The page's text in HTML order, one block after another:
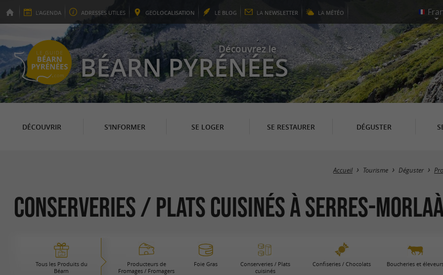
L'AGENDA ADRESSES UTILES GEOLOCALISATION LE BLOG LA NEWSLETTER LA MÉTÉO
Découvrez le
BÉARN PYRÉNÉES
DÉCOUVRIR S'INFORMER SE LOGER SE RESTAURER DÉGUSTER
Accueil Tourisme Déguster
Conserveries / Plats cuisinés à Serres-
Tous les Produits du
Béarn
Producteurs de
Fromages / Fromagers
Foie Gras
Conserveries / Plats
cuisinés
Confiseries / Chocolats Boucheries et